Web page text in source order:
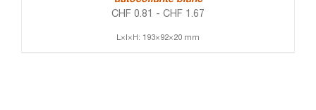
CHF 0.81 - CHF 1.67
L×l×H: 193×92×20 mm